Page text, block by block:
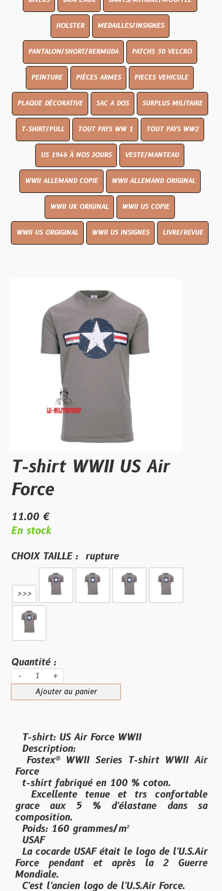
HOLSTER MEDAILLES/INSIGNES
PANTALON/SHORT/BERMUDA PATCHS 3D VELCRO
PEINTURE PIÈCES ARMES PIECES VEHICULE
PLAQUE DÉCORATIVE SAC A DOS SURPLUS MILITAIRE
T-SHIRT/PULL TOUT PAYS WW 1 TOUT PAYS WW2
US 1946 À NOS JOURS VESTE/MANTEAU
WWII ALLEMAND COPIE WWII ALLEMAND ORIGINAL
WWII UK ORIGINAL WWII US COPIE
WWII US ORGIGINAL WWII US INSIGNES LIVRE/REVUE
T-shirt WWII US Air
Force
11.00 €
En stock
CHOIX TAILLE : rupture
>>>
Quantité :
- +
Ajouter au panier
T-shirt: US Air Force WWII
Description:
Fostex® WWII Series T-shirt WWII Air
Force
t-shirt fabriqué en 100 % coton.
Excellente tenue et trs confortable
grace aux 5 % d'élastane dans sa
composition.
Poids: 160 grammes/m²
USAF
La cocarde USAF était le logo de l'U.S.Air
Force pendant et après la 2 Guerre
Mondiale.
C'est l'ancien logo de l'U.S.Air Force.